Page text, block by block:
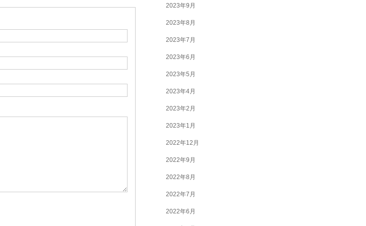
2023年9月
2023年8月
2023年7月
2023年6月
2023年5月
2023年4月
2023年2月
2023年1月
2022年12月
2022年9月
2022年8月
2022年7月
2022年6月